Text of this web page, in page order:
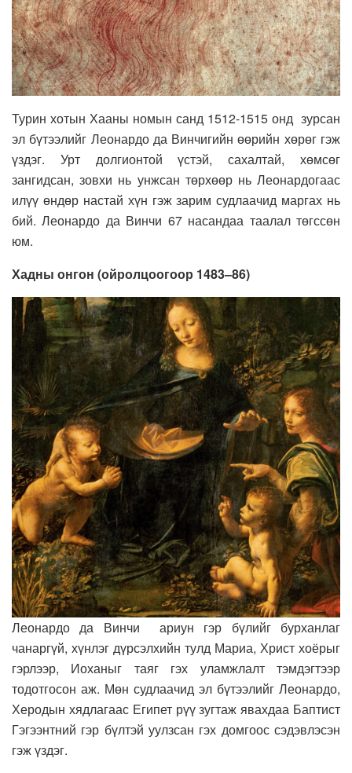
Турин хотын Хааны номын санд 1512-1515 онд зурсан
эл бүтээлийг Леонардо да Винчигийн өөрийн хөрөг гэж
үздэг. Урт долгионтой үстэй, сахалтай, хөмсөг
зангидсан, зовхи нь унжсан төрхөөр нь Леонардогаас
илүү өндөр настай хүн гэж зарим судлаачид маргах нь
бий. Леонардо да Винчи 67 насандаа таалал төгссөн
юм.
Хадны онгон (ойролцоогоор 1483–86)
Леонардо да Винчи ариун гэр бүлийг бурханлаг
чанаргүй, хүнлэг дүрсэлхийн тулд Мариа, Христ хоёрыг
гэрлээр, Иоханыг таяг гэх уламжлалт тэмдэгтээр
тодотгосон аж. Мөн судлаачид эл бүтээлийг Леонардо,
Херодын хядлагаас Египет рүү зугтаж явахдаа Баптист
Гэгээнтний гэр бүлтэй уулзсан гэх домгоос сэдэвлэсэн
гэж үздэг.